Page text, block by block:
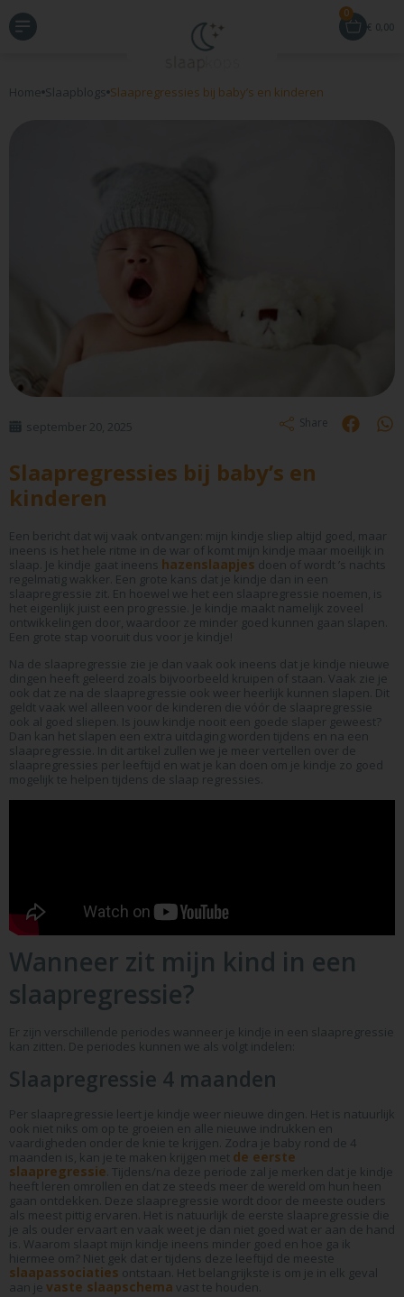
€ 0,00
0
Home Slaapblogs Slaapregressies bij baby’s en kinderen
september 20, 2025 Share
Slaapregressies bij baby’s en
kinderen
Een bericht dat wij vaak ontvangen: mijn kindje sliep altijd goed, maar
ineens is het hele ritme in de war of komt mijn kindje maar moeilijk in
slaap. Je kindje gaat ineens hazenslaapjes doen of wordt ’s nachts
regelmatig wakker. Een grote kans dat je kindje dan in een
slaapregressie zit. En hoewel we het een slaapregressie noemen, is
het eigenlijk juist een progressie. Je kindje maakt namelijk zoveel
ontwikkelingen door, waardoor ze minder goed kunnen gaan slapen.
Een grote stap vooruit dus voor je kindje!
Na de slaapregressie zie je dan vaak ook ineens dat je kindje nieuwe
dingen heeft geleerd zoals bijvoorbeeld kruipen of staan. Vaak zie je
ook dat ze na de slaapregressie ook weer heerlijk kunnen slapen. Dit
geldt vaak wel alleen voor de kinderen die vóór de slaapregressie
ook al goed sliepen. Is jouw kindje nooit een goede slaper geweest?
Dan kan het slapen een extra uitdaging worden tijdens en na een
slaapregressie. In dit artikel zullen we je meer vertellen over de
slaapregressies per leeftijd en wat je kan doen om je kindje zo goed
mogelijk te helpen tijdens de slaap regressies.
Wanneer zit mijn kind in een
slaapregressie?
Er zijn verschillende periodes wanneer je kindje in een slaapregressie
kan zitten. De periodes kunnen we als volgt indelen:
Slaapregressie 4 maanden
Per slaapregressie leert je kindje weer nieuwe dingen. Het is natuurlijk
ook niet niks om op te groeien en alle nieuwe indrukken en
vaardigheden onder de knie te krijgen. Zodra je baby rond de 4
maanden is, kan je te maken krijgen met de eerste
slaapregressie . Tijdens/na deze periode zal je merken dat je kindje
heeft leren omrollen en dat ze steeds meer de wereld om hun heen
gaan ontdekken. Deze slaapregressie wordt door de meeste ouders
als meest pittig ervaren. Het is natuurlijk de eerste slaapregressie die
je als ouder ervaart en vaak weet je dan niet goed wat er aan de hand
is. Waarom slaapt mijn kindje ineens minder goed en hoe ga ik
hiermee om? Niet gek dat er tijdens deze leeftijd de meeste
slaapassociaties ontstaan. Het belangrijkste is om je in elk geval
aan je vaste slaapschema vast te houden.